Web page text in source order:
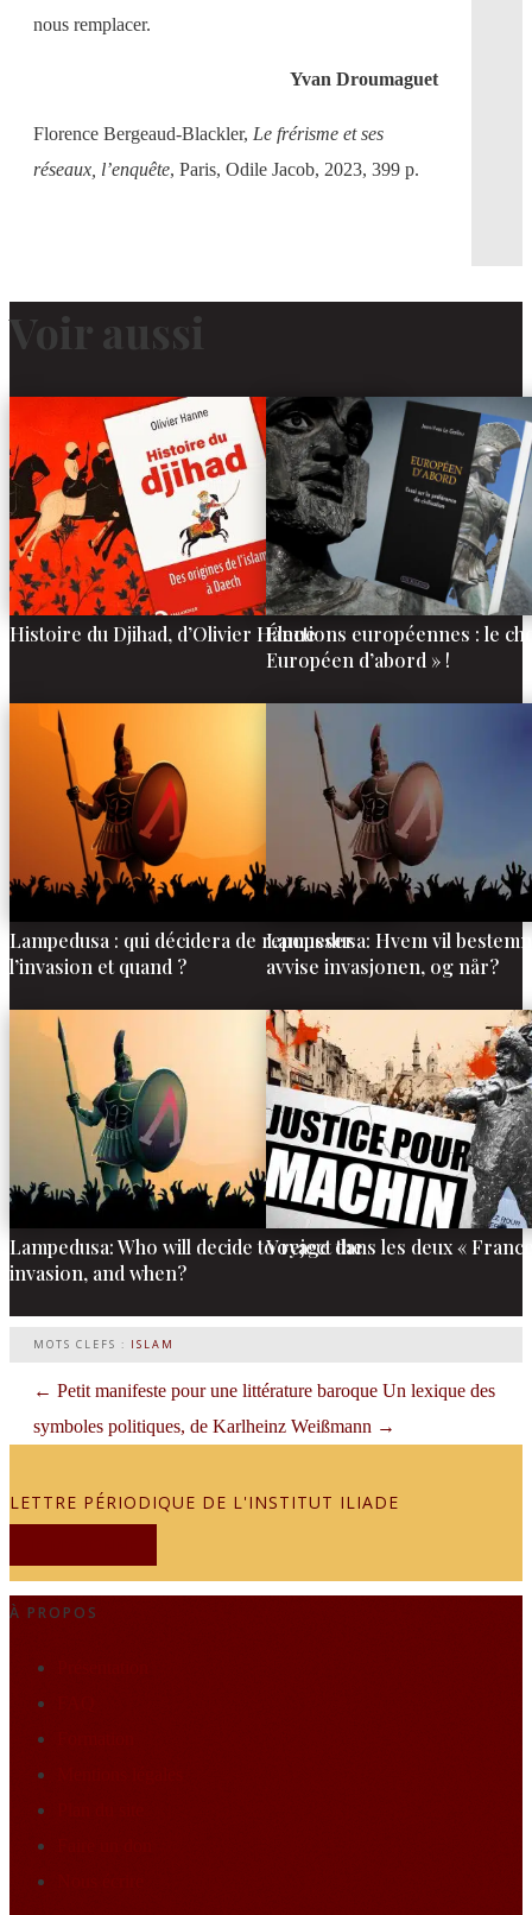
nous remplacer.
Yvan Droumaguet
Florence Bergeaud-Blackler, Le frérisme et ses
réseaux, l’enquête, Paris, Odile Jacob, 2023, 399 p.
Voir aussi
Histoire du Djihad, d’Olivier HanneÉlections européennes : le
Européen d’abord » !
Lampedusa : qui décidera de repousser
l’invasion et quand ?
Lampedusa: Hvem vil
avvise invasjonen, og når?
Lampedusa: Who will decide to reject the
invasion, and when?
Voyage dans les deux «
MOTS CLEFS : ISLAM
← Petit manifeste pour une littérature baroque Un lexique des
symboles politiques, de Karlheinz Weißmann →
LETTRE PÉRIODIQUE DE L'INSTITUT ILIADE
À PROPOS